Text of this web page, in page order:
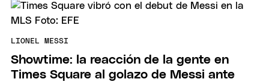
LIONEL MESSI
Showtime: la reacción de la gente en
Times Square al golazo de Messi ante